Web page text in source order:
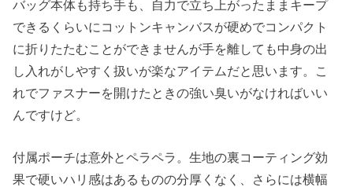
バッグ本体も持ち手も、自力で立ち上がったままキープ
できるくらいにコットンキャンバスが硬めでコンパクト
に折りたたむことができませんが手を離しても中身の出
し入れがしやすく扱いが楽なアイテムだと思います。こ
れでファスナーを開けたときの強い臭いがなければいい
んですけど。
付属ポーチは意外とペラペラ。生地の裏コーティング効
果で硬いハリ感はあるものの分厚くなく、さらには横幅